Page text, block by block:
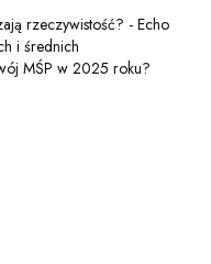
rzeczywistość? - Echo
i średnich
MŚP w 2025 roku?